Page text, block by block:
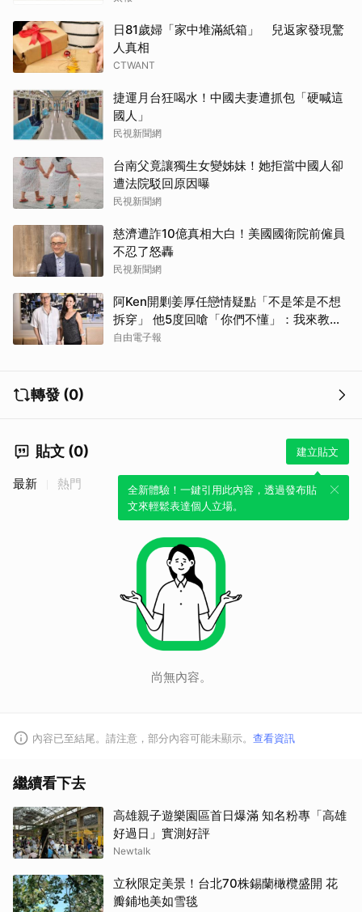
日81歲婦「家中堆滿紙箱」 兒返家發現驚
人真相
CTWANT
捷運月台狂喝水！中國夫妻遭抓包「硬喊這
國人」
民視新聞網
台南父竟讓獨生女變姊妹！她拒當中國人卻
遭法院駁回原因曝
民視新聞網
慈濟遭詐10億真相大白！美國國衛院前僱員
不忍了怒轟
民視新聞網
阿Ken開剿姜厚任戀情疑點「不是笨是不想
拆穿」 他5度回嗆「你們不懂」：我來教育
你們
自由電子報
轉發 (0)
貼文 (0) 建立貼文
全新體驗！一鍵引用此內容，透過發布貼
文來輕鬆表達個人立場。
最新 熱門
尚無內容。
內容已至結尾。請注意，部分內容可能未顯示。 查看資訊
繼續看下去
高雄親子遊樂園區首日爆滿 知名粉專「高雄
好過日」實測好評
Newtalk
立秋限定美景！台北70株錫蘭橄欖盛開 花
瓣鋪地美如雪毯